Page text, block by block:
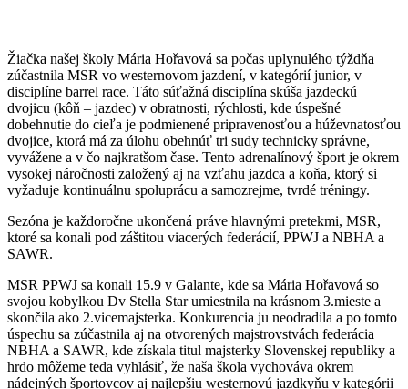
Žiačka našej školy Mária Hořavová sa počas uplynulého týždňa
zúčastnila MSR vo westernovom jazdení, v kategórií junior, v
disciplíne barrel race. Táto súťažná disciplína skúša jazdeckú
dvojicu (kôň – jazdec) v obratnosti, rýchlosti, kde úspešné
dobehnutie do cieľa je podmienené pripravenosťou a húževnatosťou
dvojice, ktorá má za úlohu obehnúť tri sudy technicky správne,
vyvážene a v čo najkratšom čase. Tento adrenalínový šport je okrem
vysokej náročnosti založený aj na vzťahu jazdca a koňa, ktorý si
vyžaduje kontinuálnu spoluprácu a samozrejme, tvrdé tréningy.
Sezóna je každoročne ukončená práve hlavnými pretekmi, MSR,
ktoré sa konali pod záštitou viacerých federácií, PPWJ a NBHA a
SAWR.
MSR PPWJ sa konali 15.9 v Galante, kde sa Mária Hořavová so
svojou kobylkou Dv Stella Star umiestnila na krásnom 3.mieste a
skončila ako 2.vicemajsterka. Konkurencia ju neodradila a po tomto
úspechu sa zúčastnila aj na otvorených majstrovstvách federácia
NBHA a SAWR, kde získala titul majsterky Slovenskej republiky a
hrdo môžeme teda vyhlásiť, že naša škola vychováva okrem
nádejných športovcov aj najlepšiu westernovú jazdkyňu v kategórii